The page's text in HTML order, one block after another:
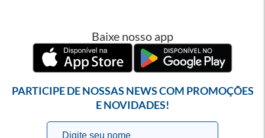
Baixe nosso app
PARTICIPE DE NOSSAS NEWS COM PROMOÇÕES
E NOVIDADES!